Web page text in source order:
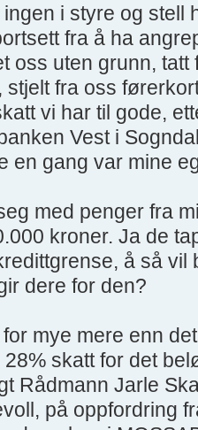
i styre og stell
fra å ha
oss uten grunn,
stjelt fra oss
vi har til gode,
Vest i
en gang var mine
med penger fra
kroner. Ja de
å så vil
dere for den?
mye mere enn
skatt for det
Rådmann Jarle
på oppfordring